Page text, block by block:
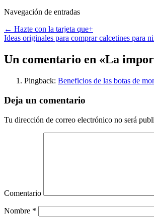
Navegación de entradas
← Hazte con la tarjeta que+
Ideas originales para comprar calcetines para
Un comentario en «La
Pingback: Beneficios de las botas de
Deja un comentario
Tu dirección de correo electrónico no será
Comentario
Nombre *